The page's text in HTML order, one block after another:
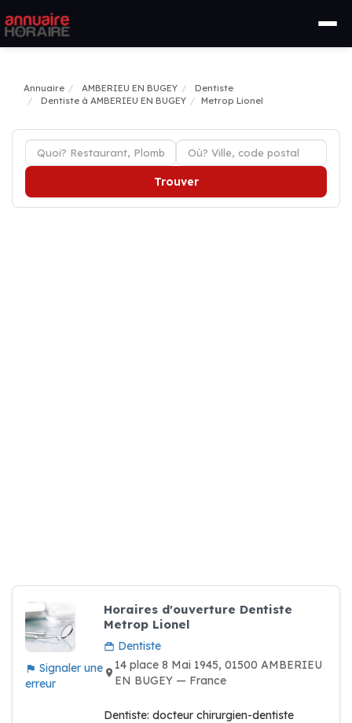
Annuaire AMBERIEU EN BUGEY
Dentiste
Dentiste à AMBERIEU EN BUGEY
Metrop Lionel
Trouver
Signaler une
erreur
Horaires d'ouverture Dentiste
Metrop Lionel
Dentiste
14 place 8 Mai 1945, 01500 AMBERIEU
EN BUGEY — France
Dentiste: docteur chirurgien-dentiste